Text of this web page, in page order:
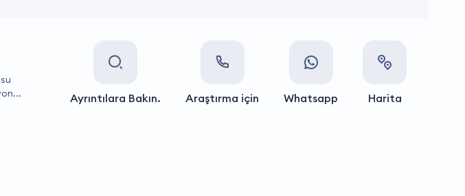
Ayrıntılara Bakın. Araştırma için Whatsapp Harita